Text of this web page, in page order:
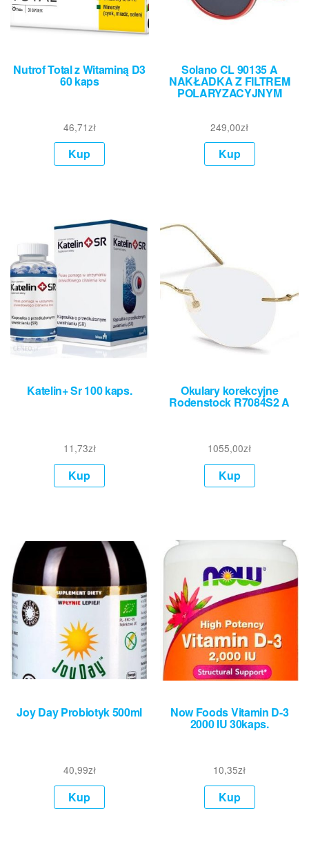
Nutrof Total z Witaminą D3
60 kaps
46,71zł
Kup
Solano CL 90135 A
NAKŁADKA Z FILTREM
POLARYZACYJNYM
249,00zł
Kup
Katelin+ Sr 100 kaps.
11,73zł
Kup
Okulary korekcyjne
Rodenstock R7084S2 A
1055,00zł
Kup
Joy Day Probiotyk 500ml
40,99zł
Kup
Now Foods Vitamin D-3
2000 IU 30kaps.
10,35zł
Kup